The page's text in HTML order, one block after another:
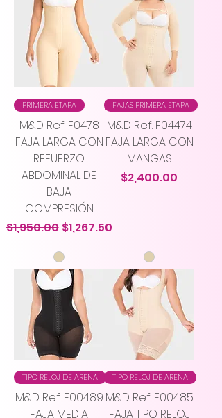
PRIMERA ETAPA
M&D Ref. F0478
FAJA LARGA CON
REFUERZO
ABDOMINAL DE
BAJA
COMPRESIÓN
Precio
$1,950.00 Precio de oferta
$1,267.50
FAJAS PRIMERA ETAPA
M&D Ref. F04474
FAJA LARGA CON
MANGAS
Precio
$2,400.00
TIPO RELOJ DE ARENA
M&D Ref. F00489
FAJA MEDIA
TIPO RELOJ DE ARENA
M&D Ref. F00485
FAJA TIPO RELOJ